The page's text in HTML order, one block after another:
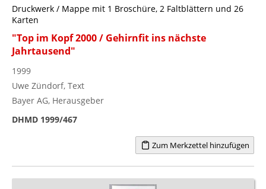
Druckwerk / Mappe mit 1 Broschüre, 2 Faltblättern und 26
Karten
"Top im Kopf 2000 / Gehirnfit ins nächste
Jahrtausend"
1999
Uwe Zündorf, Text
Bayer AG, Herausgeber
DHMD 1999/467
Zum Merkzettel hinzufügen